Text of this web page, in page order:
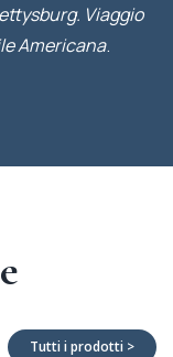
Viaggio
Americana.
Tutti i prodotti >